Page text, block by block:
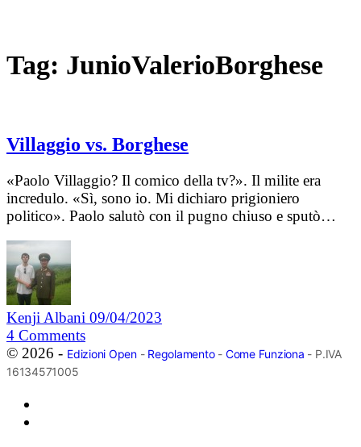
Tag: JunioValerioBorghese
Villaggio vs. Borghese
«Paolo Villaggio? Il comico della tv?». Il milite era
incredulo. «Sì, sono io. Mi dichiaro prigioniero
politico». Paolo salutò con il pugno chiuso e sputò…
Kenji Albani 09/04/2023
4 Comments
© 2026 - Edizioni Open- Regolamento- Come Funziona - P.IVA
16134571005